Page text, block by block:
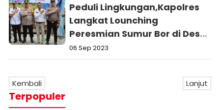
Peduli Lingkungan,Kapolres
Langkat Lounching
Peresmian Sumur Bor di Desa
Sei Meran, Pangkalan Susu
06 Sep 2023
Kembali Lanjut
Terpopuler